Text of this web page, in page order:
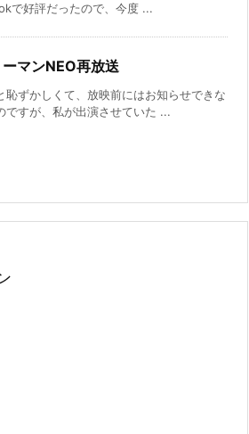
で好評だったので、今度 ...
マンNEO再放送
恥ずかしくて、放映前にはお知らせできな
ですが、私が出演させていた ...